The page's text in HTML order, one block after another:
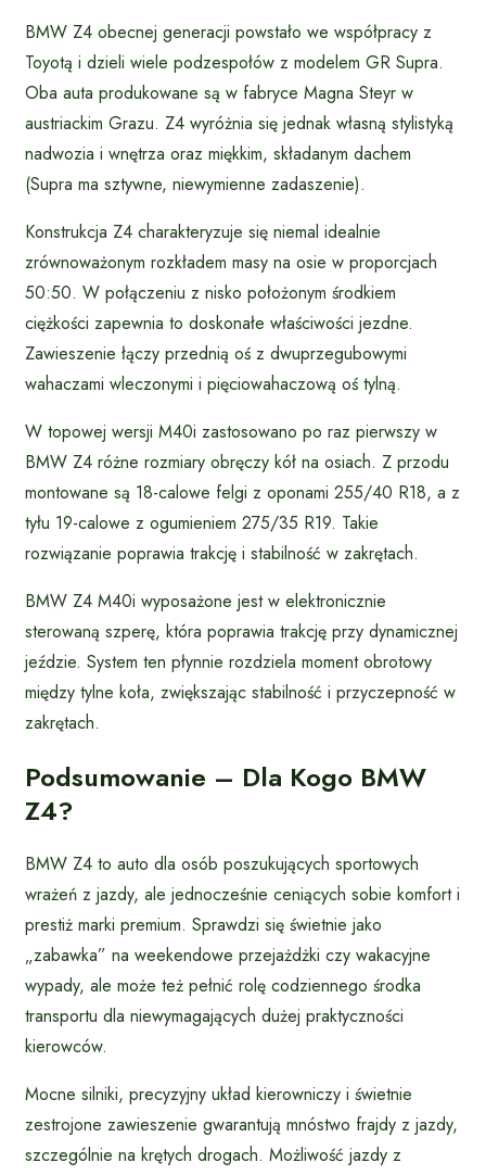
BMW Z4 obecnej generacji powstało we współpracy z
Toyotą i dzieli wiele podzespołów z modelem GR Supra.
Oba auta produkowane są w fabryce Magna Steyr w
austriackim Grazu. Z4 wyróżnia się jednak własną stylistyką
nadwozia i wnętrza oraz miękkim, składanym dachem
(Supra ma sztywne, niewymienne zadaszenie).
Konstrukcja Z4 charakteryzuje się niemal idealnie
zrównoważonym rozkładem masy na osie w proporcjach
50:50. W połączeniu z nisko położonym środkiem
ciężkości zapewnia to doskonałe właściwości jezdne.
Zawieszenie łączy przednią oś z dwuprzegubowymi
wahaczami wleczonymi i pięciowahaczową oś tylną.
W topowej wersji M40i zastosowano po raz pierwszy w
BMW Z4 różne rozmiary obręczy kół na osiach. Z przodu
montowane są 18-calowe felgi z oponami 255/40 R18, a z
tyłu 19-calowe z ogumieniem 275/35 R19. Takie
rozwiązanie poprawia trakcję i stabilność w zakrętach.
BMW Z4 M40i wyposażone jest w elektronicznie
sterowaną szperę, która poprawia trakcję przy dynamicznej
jeździe. System ten płynnie rozdziela moment obrotowy
między tylne koła, zwiększając stabilność i przyczepność w
zakrętach.
Podsumowanie – Dla Kogo BMW
Z4?
BMW Z4 to auto dla osób poszukujących sportowych
wrażeń z jazdy, ale jednocześnie ceniących sobie komfort i
prestiż marki premium. Sprawdzi się świetnie jako
„zabawka” na weekendowe przejażdżki czy wakacyjne
wypady, ale może też pełnić rolę codziennego środka
transportu dla niewymagających dużej praktyczności
kierowców.
Mocne silniki, precyzyjny układ kierowniczy i świetnie
zestrojone zawieszenie gwarantują mnóstwo frajdy z jazdy,
szczególnie na krętych drogach. Możliwość jazdy z